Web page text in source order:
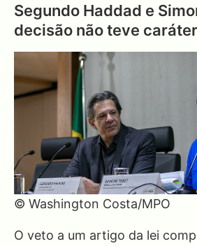
Segundo Haddad e
decisão não teve
© Washington Costa/MPO
O veto a um artigo da lei